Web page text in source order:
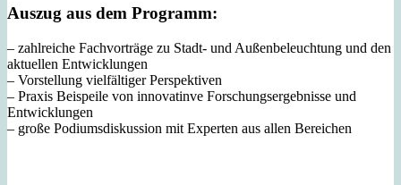
Auszug aus dem Programm:
– zahlreiche Fachvorträge zu Stadt- und Außenbeleuchtung und den
aktuellen Entwicklungen
– Vorstellung vielfältiger Perspektiven
– Praxis Beispeile von innovatinve Forschungsergebnisse und
Entwicklungen
– große Podiumsdiskussion mit Experten aus allen Bereichen